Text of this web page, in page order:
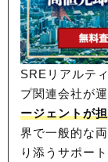
SREリアルテ
プ関連会社が
ージェントが
界で一般的な
り添うサポー